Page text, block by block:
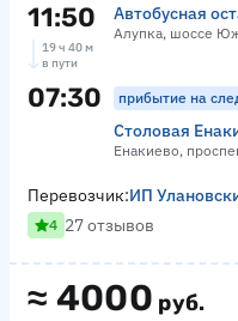
11:50 Автобусная
Алупка, шоссе
19 ч 40 м
в пути
07:30 прибытие на
Столовая
Енакиево,
≈ 4000 руб.
Перевозчик:ИП
4 27 отзывов